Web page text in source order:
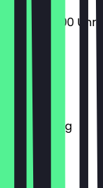
10:00 - 20:00 Uhr
Montag
Dienstag
Mittwoch
Donnerstag
Freitag
Samstag
Sonntag